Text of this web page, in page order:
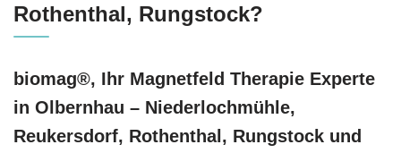
Rothenthal, Rungstock?
biomag®, Ihr Magnetfeld Therapie Experte
in Olbernhau – Niederlochmühle,
Reukersdorf, Rothenthal, Rungstock und